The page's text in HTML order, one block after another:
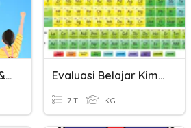
Quiz Satuan Jarak & Satuan Waktu Kls 5A RCB 04 Evaluasi Belajar Kimia Jarak Jauh
7 T KG